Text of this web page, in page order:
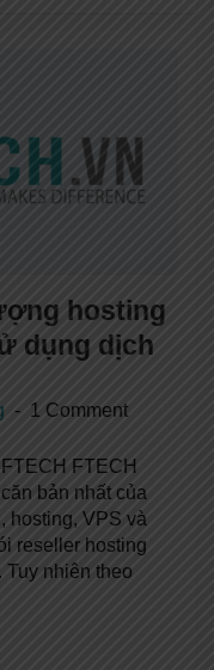
hosting
dụng dịch
1 Comment
FTECH
bản nhất của
hosting, VPS và
reseller hosting
Tuy nhiên theo